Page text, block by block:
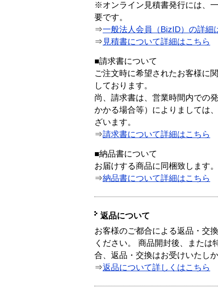
※オンライン見積書発行には、
要です。
⇒一般法人会員（BizID）の詳細
⇒ 見積書について詳細はこちら
■請求書について
ご注文時に希望されたお客様に
しております。
尚、請求書は、営業時間内での
かかる場合等）によりましては
ざいます。
⇒請求書について詳細はこちら
■納品書について
お届けする商品に同梱致します。
⇒納品書について詳細はこちら
返品について
お客様のご都合による返品・交
ください。 商品開封後、または
合、返品・交換はお受けいたし
⇒返品について詳しくはこちら